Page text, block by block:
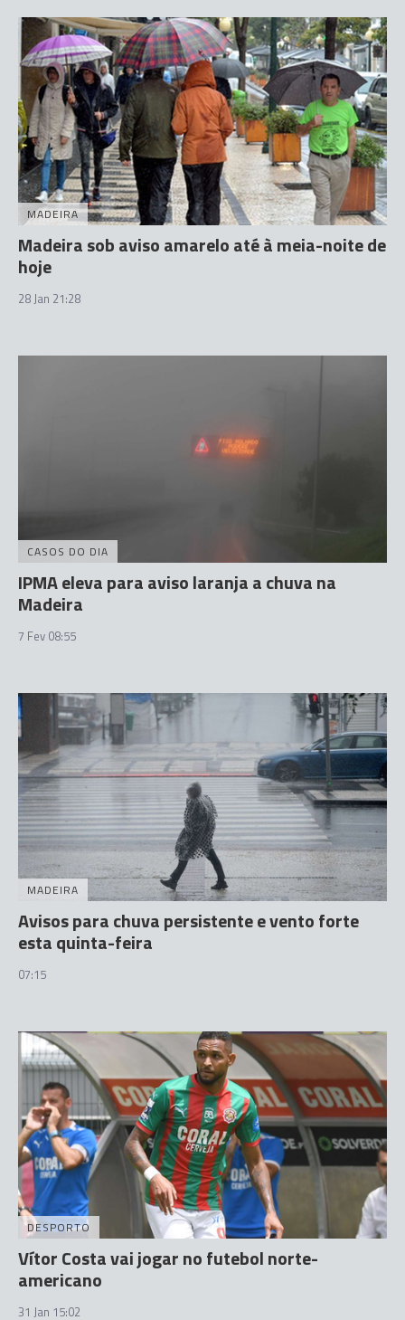
MADEIRA
Madeira sob aviso amarelo até à meia-noite de
hoje
28 Jan 21:28
CASOS DO DIA
IPMA eleva para aviso laranja a chuva na
Madeira
7 Fev 08:55
MADEIRA
Avisos para chuva persistente e vento forte
esta quinta-feira
07:15
DESPORTO
Vítor Costa vai jogar no futebol norte-
americano
31 Jan 15:02